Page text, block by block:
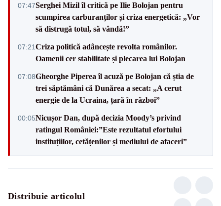
07:47Serghei Mizil îl critică pe Ilie Bolojan pentru
scumpirea carburanților și criza energetică: „Vor
să distrugă totul, să vândă!”
07:21Criza politică adâncește revolta românilor.
Oamenii cer stabilitate și plecarea lui Bolojan
07:08Gheorghe Piperea îl acuză pe Bolojan că știa de
trei săptămâni că Dunărea a secat: „A cerut
energie de la Ucraina, țară în război”
00:05Nicușor Dan, după decizia Moody’s privind
ratingul României:”Este rezultatul efortului
instituțiilor, cetățenilor și mediului de afaceri”
Distribuie articolul